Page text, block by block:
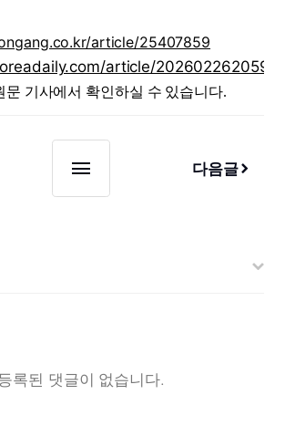
article/25407859
article/
문 기사에서 확인하실 수 있습니다.
다음글
록된 댓글이 없습니다.